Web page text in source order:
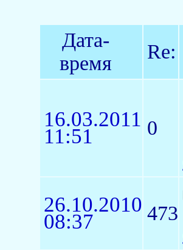
Дата-
время
Re:
16.03.2011
11:51
0
26.10.2010
08:37
473